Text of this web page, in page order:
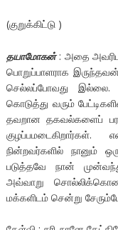
(குறுக்கிட்டு )
தயாமோகன்: அதை
பொறுப்பாளராக
செல்லப்போவது
கொடுத்து வரும்
தவறான தகவல்களைப்
நின்றவர்களில் நானும்
படுத்தவே நான்
அவ்வாறு
மக்களிடம் சென்று